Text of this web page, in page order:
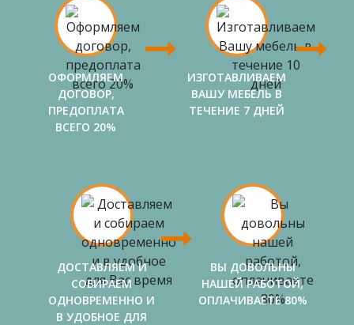
ОФОРМЛЯЕМ
ДОГОВОР,
ПРЕДОПЛАТА
ВСЕГО 20%
ИЗГОТАВЛИВАЕМ
ВАШУ МЕБЕЛЬ В
ТЕЧЕНИЕ 7 ДНЕЙ
ДОСТАВЛЯЕМ И
СОБИРАЕМ
ОДНОВРЕМЕННО И
В УДОБНОЕ ДЛЯ
ВЫ ДОВОЛЬНЫ
НАШЕЙ РАБОТОЙ,
ОПЛАЧИВАЕТЕ 80%